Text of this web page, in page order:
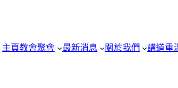
主頁教會聚會 最新消息 關於我們 講道重